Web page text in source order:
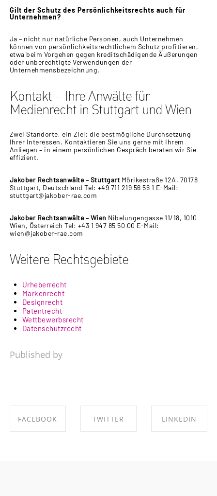
Gilt der Schutz des Persönlichkeitsrechts auch für
Unternehmen?
Ja – nicht nur natürliche Personen, auch Unternehmen
können von persönlichkeitsrechtlichem Schutz profitieren,
etwa beim Vorgehen gegen kreditschädigende Äußerungen
oder unberechtigte Verwendungen der
Unternehmensbezeichnung.
Kontakt – Ihre Anwälte für
Medienrecht in Stuttgart und Wien
Zwei Standorte, ein Ziel: die bestmögliche Durchsetzung
Ihrer Interessen. Kontaktieren Sie uns gerne mit Ihrem
Anliegen – in einem persönlichen Gespräch beraten wir Sie
effizient.
Jakober Rechtsanwälte – Stuttgart Mörikestraße 12A, 70178
Stuttgart, Deutschland Tel: +49 711 219 56 56 1 E-Mail:
stuttgart@jakober-rae.com
Jakober Rechtsanwälte – Wien Nibelungengasse 11/18, 1010
Wien, Österreich Tel: +43 1 947 85 50 00 E-Mail:
wien@jakober-rae.com
Weitere Rechtsgebiete
Urheberrecht
Markenrecht
Designrecht
Patentrecht
Wettbewerbsrecht
Datenschutzrecht
Published by
FACEBOOK TWITTER LINKEDIN